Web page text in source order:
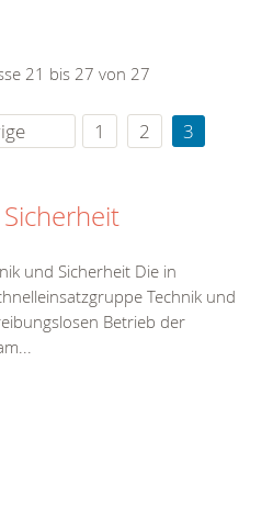
21 bis 27 von 27
1 2 3
und Sicherheit Die in
Technik und
Betrieb der